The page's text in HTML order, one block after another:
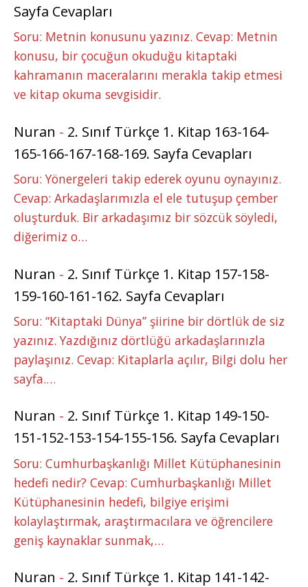
Sayfa Cevapları
Soru: Metnin konusunu yazınız. Cevap: Metnin
konusu, bir çocuğun okuduğu kitaptaki
kahramanın maceralarını merakla takip etmesi
ve kitap okuma sevgisidir.
Nuran - 2. Sınıf Türkçe 1. Kitap 163-164-
165-166-167-168-169. Sayfa Cevapları
Soru: Yönergeleri takip ederek oyunu oynayınız.
Cevap: Arkadaşlarımızla el ele tutuşup çember
oluşturduk. Bir arkadaşımız bir sözcük söyledi,
diğerimiz o…
Nuran - 2. Sınıf Türkçe 1. Kitap 157-158-
159-160-161-162. Sayfa Cevapları
Soru: “Kitaptaki Dünya” şiirine bir dörtlük de siz
yazınız. Yazdığınız dörtlüğü arkadaşlarınızla
paylaşınız. Cevap: Kitaplarla açılır, Bilgi dolu her
sayfa.…
Nuran - 2. Sınıf Türkçe 1. Kitap 149-150-
151-152-153-154-155-156. Sayfa Cevapları
Soru: Cumhurbaşkanlığı Millet Kütüphanesinin
hedefi nedir? Cevap: Cumhurbaşkanlığı Millet
Kütüphanesinin hedefi, bilgiye erişimi
kolaylaştırmak, araştırmacılara ve öğrencilere
geniş kaynaklar sunmak,…
Nuran - 2. Sınıf Türkçe 1. Kitap 141-142-